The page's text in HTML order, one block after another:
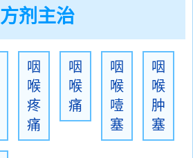
方剂主治
咽
喉
疼
痛
咽
喉
痛
咽
喉
噎
塞
咽
喉
肿
塞